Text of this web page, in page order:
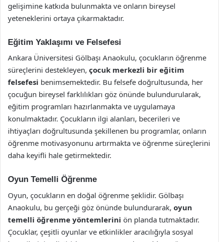
gelişimine katkıda bulunmakta ve onların bireysel
yeteneklerini ortaya çıkarmaktadır.
Eğitim Yaklaşımı ve Felsefesi
Ankara Üniversitesi Gölbaşı Anaokulu, çocukların öğrenme
süreçlerini destekleyen, çocuk merkezli bir eğitim
felsefesi benimsemektedir. Bu felsefe doğrultusunda, her
çocuğun bireysel farklılıkları göz önünde bulundurularak,
eğitim programları hazırlanmakta ve uygulamaya
konulmaktadır. Çocukların ilgi alanları, becerileri ve
ihtiyaçları doğrultusunda şekillenen bu programlar, onların
öğrenme motivasyonunu artırmakta ve öğrenme süreçlerini
daha keyifli hale getirmektedir.
Oyun Temelli Öğrenme
Oyun, çocukların en doğal öğrenme şeklidir. Gölbaşı
Anaokulu, bu gerçeği göz önünde bulundurarak, oyun
temelli öğrenme yöntemlerini ön planda tutmaktadır.
Çocuklar, çeşitli oyunlar ve etkinlikler aracılığıyla sosyal